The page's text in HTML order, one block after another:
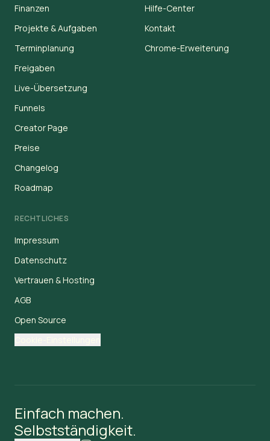
Finanzen
Projekte & Aufgaben
Terminplanung
Freigaben
Live-Übersetzung
Funnels
Creator Page
Preise
Changelog
Roadmap
Hilfe-Center
Kontakt
Chrome-Erweiterung
RECHTLICHES
Impressum
Datenschutz
Vertrauen & Hosting
AGB
Open Source
Einfach machen.
Selbstständigkeit.